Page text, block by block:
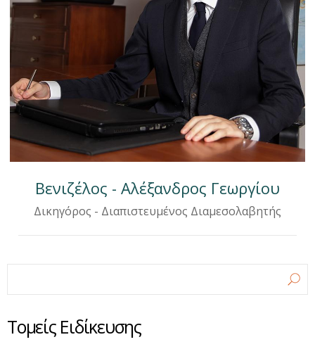
Βενιζέλος - Αλέξανδρος Γεωργίου
Δικηγόρος - Διαπιστευμένος Διαμεσολαβητής
Τομείς Ειδίκευσης